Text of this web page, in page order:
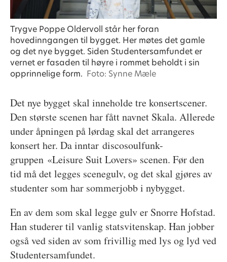
Trygve Poppe Oldervoll står her foran
hovedinngangen til bygget. Her møtes det gamle
og det nye bygget. Siden Studentersamfundet er
vernet er fasaden til høyre i rommet beholdt i sin
opprinnelige form. Foto: Synne Mæle
Det nye bygget skal inneholde tre konsertscener.
Den største scenen har fått navnet Skala. Allerede
under åpningen på lørdag skal det arrangeres
konsert her. Da inntar discosoulfunk-
gruppen «Leisure Suit Lovers» scenen. Før den
tid må det legges scenegulv, og det skal gjøres av
studenter som har sommerjobb i nybygget.
En av dem som skal legge gulv er Snorre Hofstad.
Han studerer til vanlig statsvitenskap. Han jobber
også ved siden av som frivillig med lys og lyd ved
Studentersamfundet.